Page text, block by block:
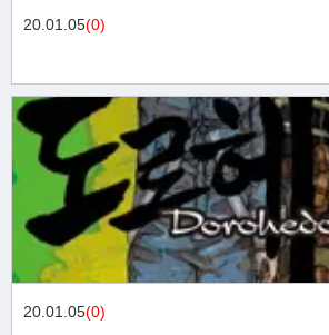
20.01.05(0)
20.01.05(0)